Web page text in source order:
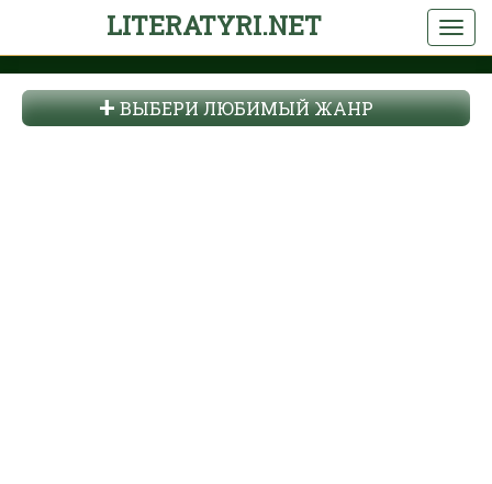
LITERATYRI.NET
ВЫБЕРИ ЛЮБИМЫЙ ЖАНР